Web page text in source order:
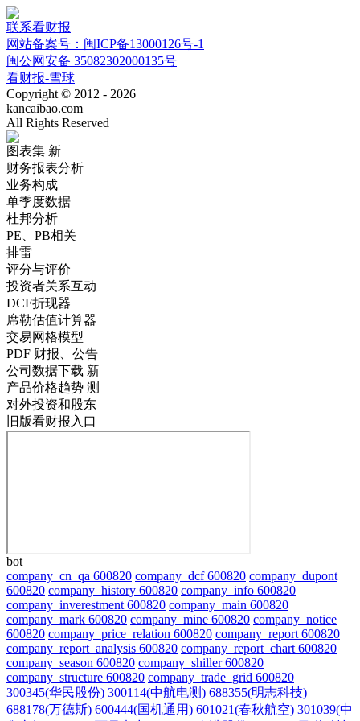
联系看财报
网站备案号：闽ICP备13000126号-1
闽公网安备 35082302000135号
看财报-雪球
Copyright © 2012 - 2026
kancaibao.com
All Rights Reserved
图表集 新
财务报表分析
业务构成
单季度数据
杜邦分析
PE、PB相关
排雷
评分与评价
投资者关系互动
DCF折现器
席勒估值计算器
交易网格模型
PDF 财报、公告
公司数据下载 新
产品价格趋势 测
对外投资和股东
旧版看财报入口
bot
company_cn_qa 600820 company_dcf 600820 company_dupont
600820 company_history 600820 company_info 600820
company_inverestment 600820 company_main 600820
company_mark 600820 company_mine 600820 company_notice
600820 company_price_relation 600820 company_report 600820
company_report_analysis 600820 company_report_chart 600820
company_season 600820 company_shiller 600820
company_structure 600820 company_trade_grid 600820
300345(华民股份) 300114(中航电测) 688355(明志科技)
688178(万德斯) 600444(国机通用) 601021(春秋航空) 301039(中